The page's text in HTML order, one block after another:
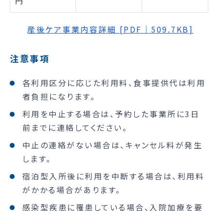
産後ケア事業内容詳細 [PDF｜509.7KB]
注意事項
各利用区分に応じた利用料、食事提供代は利用
者負担になります。
利用を中止する場合は、予約した事業所に3日
前までに連絡してください。
中止の連絡がない場合は、キャンセル料が発生
します。
宿泊型入所後に利用を中断する場合は、利用料
がかかる場合があります。
感染型疾患に罹患している場合、入院加療を要